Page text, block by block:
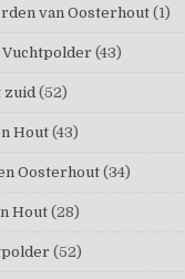
van Oosterhout (1)
(43)
zuid (52)
Hout (43)
Oosterhout (34)
Hout (28)
(52)